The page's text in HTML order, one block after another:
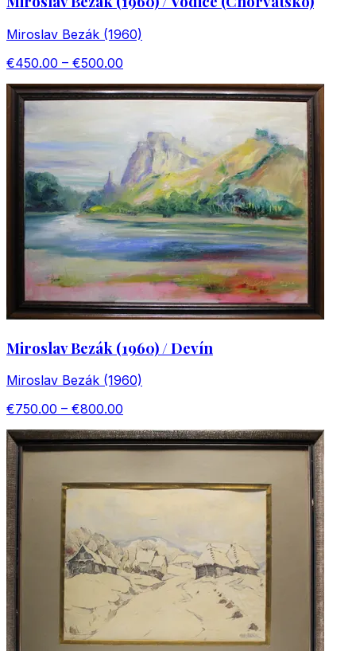
Miroslav Bezák (1960)
€450.00 – €500.00
Miroslav Bezák (1960) / Devín
Miroslav Bezák (1960)
€750.00 – €800.00